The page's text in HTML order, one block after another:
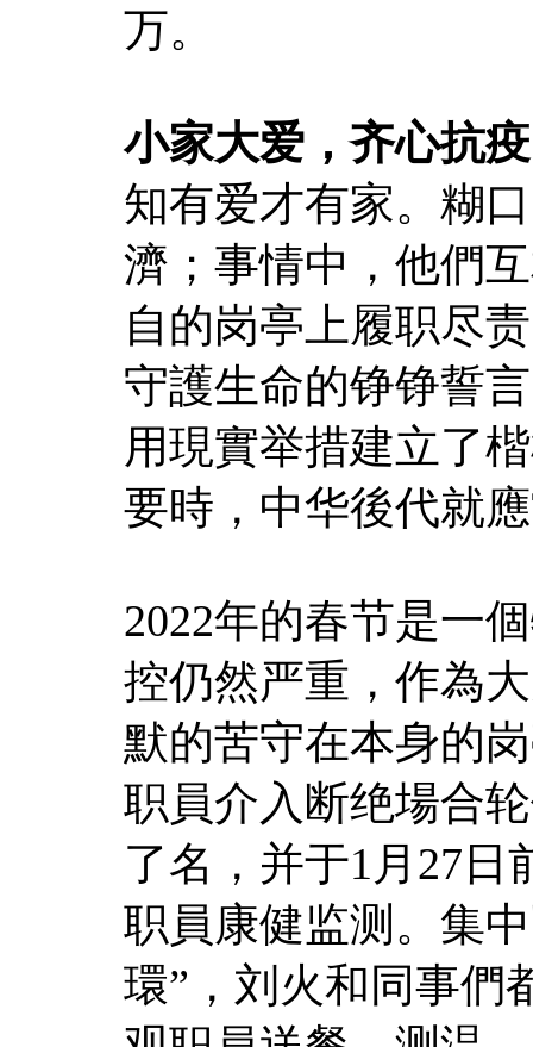
万。
小家大爱，齐心抗
知有爱才有家。糊
濟；事情中，他們
自的岗亭上履职尽
守護生命的铮铮誓
用現實举措建立了
要時，中华後代就
2022年的春节是一
控仍然严重，作為
默的苦守在本身的
职員介入断绝場合
了名，并于1月27
职員康健监测。集
環”，刘火和同事們